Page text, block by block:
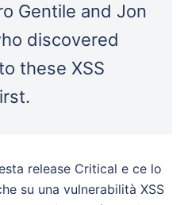
Gentile and Jon
discovered
these XSS
release Critical e ce lo
su una vulnerabilità XSS